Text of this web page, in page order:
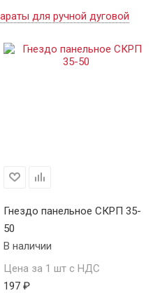
для ручной дуговой
Гнездо панельное СКРП 35-
50
В наличии
Цена за 1 шт с НДС
197 ₽